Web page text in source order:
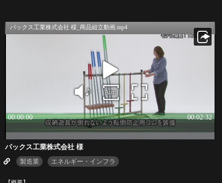
パックス工業株式会社 様
製造業 エネルギー・インフラ